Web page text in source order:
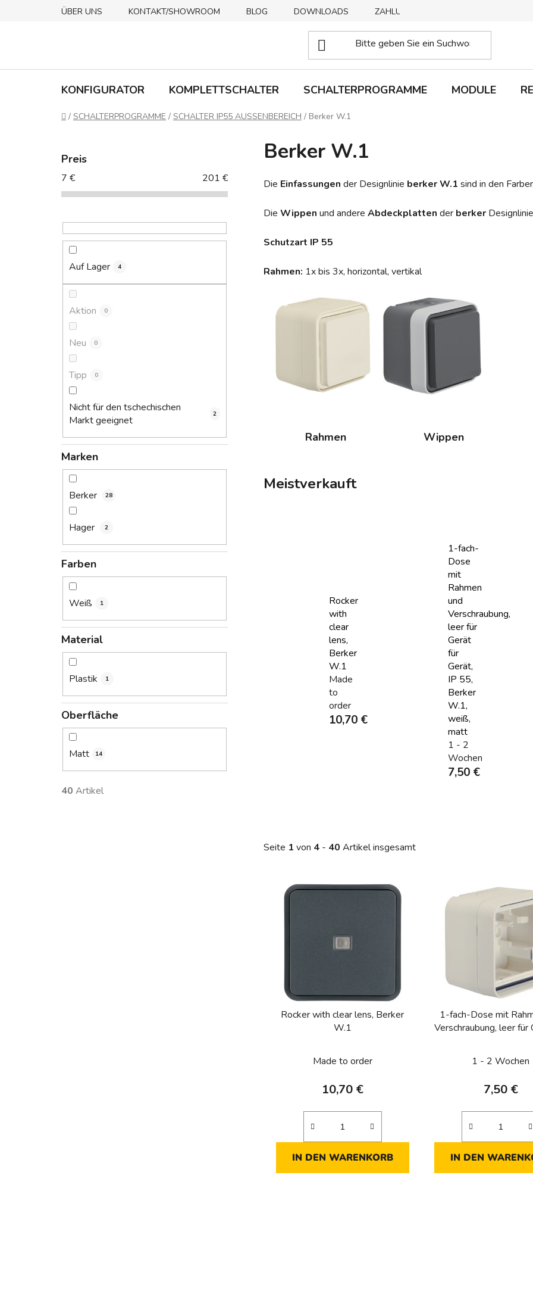
ÜBER UNS KONTAKT/SHOWROOM BLOG DOWNLOADS ZAHLUNGSMETHODEN
KONFIGURATOR KOMPLETTSCHALTER SCHALTERPROGRAMME MODULE
Startseite
/ SCHALTERPROGRAMME / SCHALTER IP55 AUSSENBEREICH / Berker W.1
Preis
7 € 201 €
Auf Lager 4
Aktion 0
Neu 0
Tipp 0
Nicht für den tschechischen
Markt geeignet
2
Marken
Berker 28
Hager 2
Farben
Weiß 1
Material
Plastik 1
Oberfläche
Matt 14
40 Artikel
Berker W.1
Die Einfassungen der Designlinie berker W.1 sind in den
Die Wippen und andere Abdeckplatten der berker
Schutzart IP 55
Rahmen: 1x bis 3x, horizontal, vertikal
Rahmen Wippen
Meistverkauft
Rocker
with
clear
lens,
Berker
W.1
Made
to
order
10,70 €
1-fach-
Dose
mit
Rahmen
und
Verschraubung,
leer für
Gerät
für
Gerät,
IP 55,
Berker
W.1,
weiß,
matt
1 - 2
Wochen
7,50 €
Seite 1 von 4 - 40 Artikel insgesamt
Rocker with clear lens, Berker
W.1
Made to order
10,70 €
IN DEN WARENKORB
1-fach-Dose mit
Verschraubung, leer für
1 - 2 Wochen
7,50 €
IN DEN